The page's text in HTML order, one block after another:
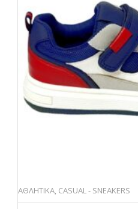
ΑΘΛΗΤΙΚΑ, CASUAL - SNEAKERS